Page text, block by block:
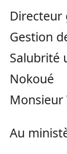
Directeur
Gestion
Salubrité
Nokoué
Monsieur
Au